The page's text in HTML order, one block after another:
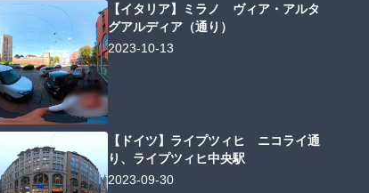
【イタリア】ミラノ ヴィア・アルタ
グアルディア（通り）
2023-10-13
【ドイツ】ライプツィヒ ニコライ通
り、ライプツィヒ中央駅
2023-09-30